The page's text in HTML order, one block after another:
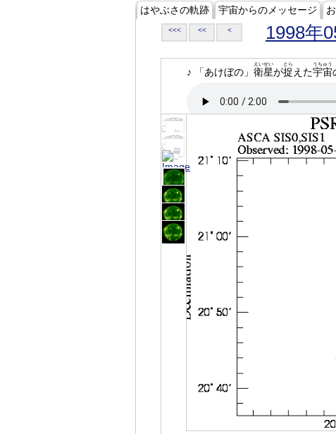
はやぶさの軌跡 宇宙からのメッセージ
<<< << < 1998年
♪ 「あけぼの」 衛星
えいせい
が捉
とら
えた宇宙
うちゅう